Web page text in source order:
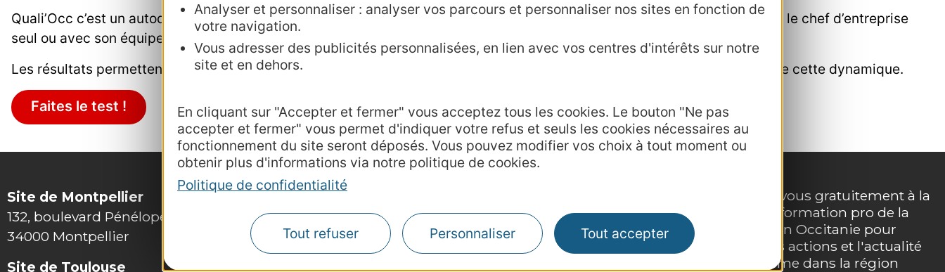
Analyser et personnaliser : analyser vos parcours et personnaliser nos sites en fonction de
votre navigation.
Vous adresser des publicités personnalisées, en lien avec vos centres d'intérêts sur notre
site et en dehors.
En cliquant sur "Accepter et fermer" vous acceptez tous les cookies. Le bouton "Ne pas
accepter et fermer" vous permet d'indiquer votre refus et seuls les cookies nécessaires au
fonctionnement du site seront déposés. Vous pouvez modifier vos choix à tout moment ou
obtenir plus d'informations via notre politique de cookies.
Politique de confidentialité
Tout refuser Personnaliser Tout accepter
Quali’Occ c’est un autodiagnostic d’une trentaine de questions, exécuté en 10 minutes seulement, qui peut être réalisé par le chef d’entreprise
seul ou avec son équipe.
Les résultats permettent de voir les points positifs, les axes de progrès et les mesures d’accompagnement pour poursuivre cette dynamique.
Faites le test !
Site de Montpellier
132, boulevard Pénélope
34000 Montpellier
Site de Toulouse
Presse et influence
Voyagistes
Business/Mice
Inscrivez-vous gratuitement à la
lettre d'information pro de la
destination Occitanie pour
suivre nos actions et l'actualité
du tourisme dans la région